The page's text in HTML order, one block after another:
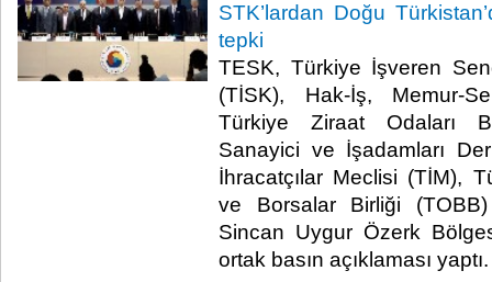
STK’lardan Doğu
tepki
TESK, Türkiye İşveren
(TİSK), Hak-İş, Memur-
Türkiye Ziraat Odaları
Sanayici ve İşadamları
İhracatçılar Meclisi (TİM),
ve Borsalar Birliği
Sincan Uygur Özerk
ortak basın açıklaması yaptı.​